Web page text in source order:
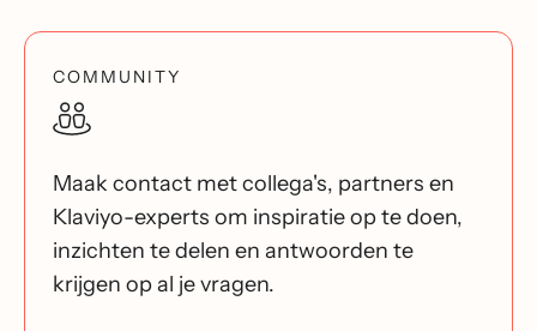
COMMUNITY
Maak contact met collega's, partners en
Klaviyo-experts om inspiratie op te doen,
inzichten te delen en antwoorden te
krijgen op al je vragen.